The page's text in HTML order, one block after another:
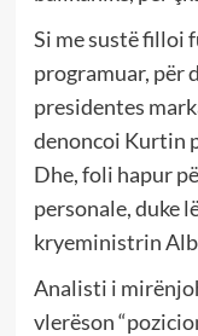
Si me sustë filloi
programuar, për
presidentes
denoncoi Kurtin
Dhe, foli hapur
personale, duke
kryeministrin
Analisti i
vlerëson